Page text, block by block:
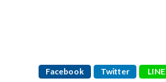
Facebook Twitter LINE